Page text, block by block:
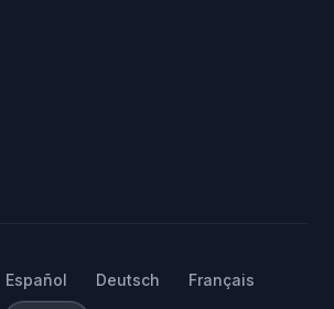
Español Deutsch Français